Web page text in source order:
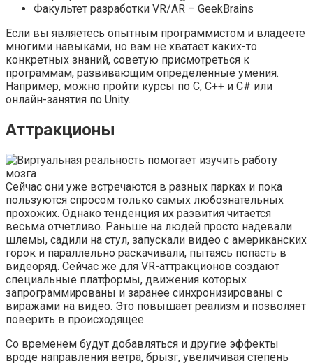
Факультет разработки VR/AR – GeekBrains
Если вы являетесь опытным программистом и владеете
многими навыками, но вам не хватает каких-то
конкретных знаний, советую присмотреться к
программам, развивающим определенные умения.
Например, можно пройти курсы по C, C++ и C# или
онлайн-занятия по Unity.
Аттракционы
Сейчас они уже встречаются в разных парках и пока
пользуются спросом только самых любознательных
прохожих. Однако тенденция их развития читается
весьма отчетливо. Раньше на людей просто надевали
шлемы, садили на стул, запускали видео с американских
горок и параллельно раскачивали, пытаясь попасть в
видеоряд. Сейчас же для VR-аттракционов создают
специальные платформы, движения которых
запрограммированы и заранее синхронизированы с
виражами на видео. Это повышает реализм и позволяет
поверить в происходящее.
Со временем будут добавляться и другие эффекты
вроде направления ветра, брызг, увеличивая степень